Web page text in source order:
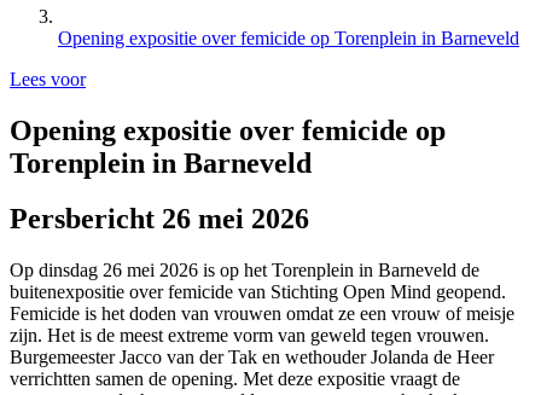
Opening expositie over femicide op Torenplein in Barneveld
Lees voor
Opening expositie over femicide op
Torenplein in Barneveld
Persbericht 26 mei 2026
Op dinsdag 26 mei 2026 is op het Torenplein in Barneveld de
buitenexpositie over femicide van Stichting Open Mind geopend.
Femicide is het doden van vrouwen omdat ze een vrouw of meisje
zijn. Het is de meest extreme vorm van geweld tegen vrouwen.
Burgemeester Jacco van der Tak en wethouder Jolanda de Heer
verrichtten samen de opening. Met deze expositie vraagt de